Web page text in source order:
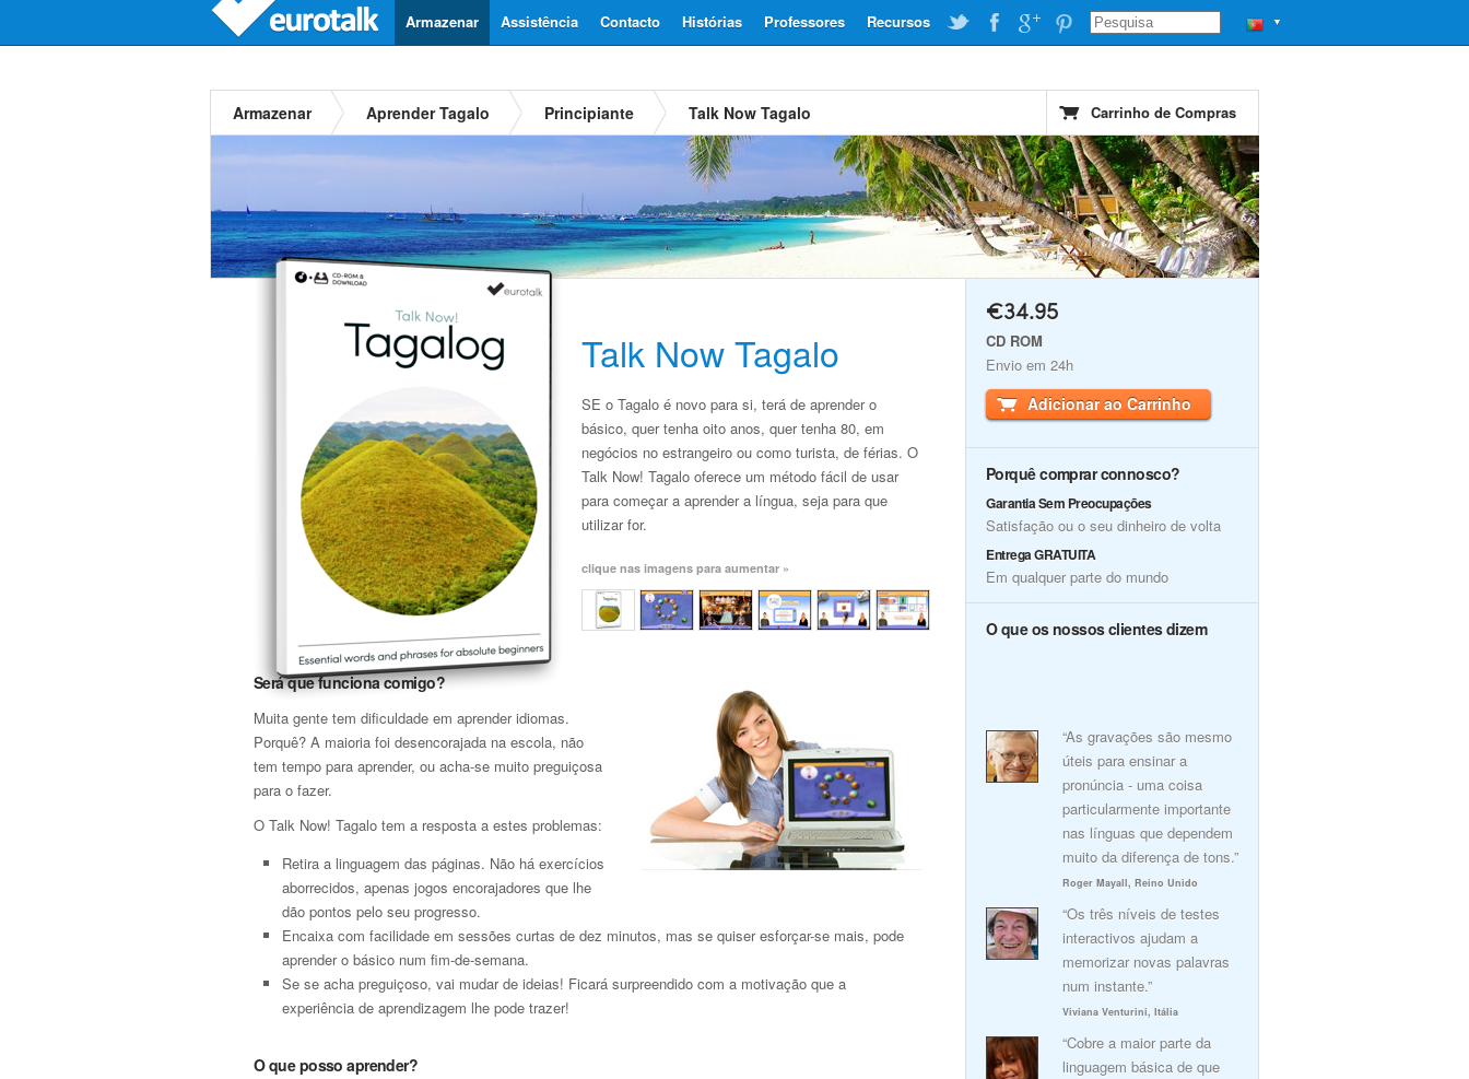
▼
Recursos
Professores
Histórias
Contacto
Assistência
Armazenar
Armazenar Aprender Tagalo Principiante Talk Now Tagalo Carrinho de Compras
Talk Now Tagalo
SE o Tagalo é novo para si, terá de aprender o
básico, quer tenha oito anos, quer tenha 80, em
negócios no estrangeiro ou como turista, de férias. O
Talk Now! Tagalo oferece um método fácil de usar
para começar a aprender a língua, seja para que
utilizar for.
clique nas imagens para aumentar »
Será que funciona comigo?
Muita gente tem dificuldade em aprender idiomas.
Porquê? A maioria foi desencorajada na escola, não
tem tempo para aprender, ou acha-se muito preguiçosa
para o fazer.
O Talk Now! Tagalo tem a resposta a estes problemas:
Retira a linguagem das páginas. Não há exercícios
aborrecidos, apenas jogos encorajadores que lhe
dão pontos pelo seu progresso.
Encaixa com facilidade em sessões curtas de dez minutos, mas se quiser esforçar-se mais, pode
aprender o básico num fim-de-semana.
Se se acha preguiçoso, vai mudar de ideias! Ficará surpreendido com a motivação que a
experiência de aprendizagem lhe pode trazer!
O que posso aprender?
€34.95
CD ROM
Envio em 24h
Adicionar ao Carrinho
Porquê comprar connosco?
Garantia Sem Preocupações
Satisfação ou o seu dinheiro de volta
Entrega GRATUITA
Em qualquer parte do mundo
O que os nossos clientes dizem
“As gravações são mesmo
úteis para ensinar a
pronúncia - uma coisa
particularmente importante
nas línguas que dependem
muito da diferença de tons.”
Roger Mayall, Reino Unido
“Os três níveis de testes
interactivos ajudam a
memorizar novas palavras
num instante.”
Viviana Venturini, Itália
“Cobre a maior parte da
linguagem básica de que